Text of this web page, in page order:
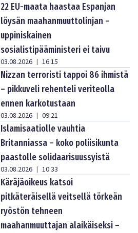
22 EU-maata haastaa Espanjan
löysän maahanmuuttolinjan –
uppiniskainen
sosialistipääministeri ei taivu
03.08.2026 | 16:15
Nizzan terroristi tappoi 86 ihmistä
– pikkuveli rehenteli veriteolla
ennen karkotustaan
03.08.2026 | 09:21
Islamisaatiolle vauhtia
Britanniassa – koko poliisikunta
paastolle solidaarisuussyistä
03.08.2026 | 10:33
Käräjäoikeus katsoi
pitkäteräisellä veitsellä törkeän
ryöstön tehneen
maahanmuuttajan alaikäiseksi –